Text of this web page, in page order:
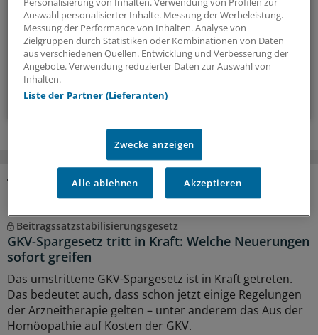
Hintergründen und einem Blick auf Themen, die die Agenda
bestimmen.
14-tägig, donnerstags
Zum Abonnieren bitte anmelden
MEHR ZUM THEMA
Beitragssatzstabilisierungsgesetz
GKV-Spargesetz tritt in Kraft: Welche Neuerungen
sofort greifen
Das umstrittene GKV-Spargesetz ist in Kraft getreten.
Das bedeutet auch, dass schon jetzt einige Regelungen
der Arzneitherapie gelten – unter anderem das Aus der
Homöopathie auf Kosten der GKV.
Auswahl personalisierter Inhalte. Messung der Werbeleistung.
Messung der Performance von Inhalten. Analyse von
Zielgruppen durch Statistiken oder Kombinationen von Daten
aus verschiedenen Quellen. Entwicklung und Verbesserung der
Angebote. Verwendung reduzierter Daten zur Auswahl von
Inhalten.
Liste der Partner (Lieferanten)
Zwecke anzeigen
Alle ablehnen Akzeptieren